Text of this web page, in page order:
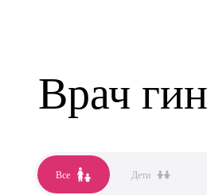
Врач
Все Дети